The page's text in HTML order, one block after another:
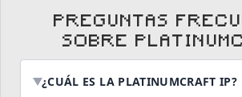
PREGUNTAS
SOBRE
¿CUÁL ES LA PLATINUMCRAFT IP?